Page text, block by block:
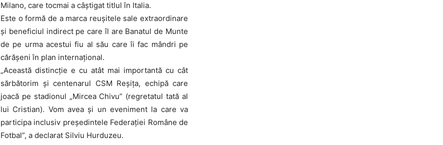
Milano, care tocmai a câștigat titlul în Italia.
Este o formă de a marca reușitele sale extraordinare
și beneficiul indirect pe care îl are Banatul de Munte
de pe urma acestui fiu al său care îi fac mândri pe
cărășeni în plan internațional.
„Această distincție e cu atât mai importantă cu cât
sărbătorim și centenarul CSM Reșița, echipă care
joacă pe stadionul „Mircea Chivu” (regretatul tată al
lui Cristian). Vom avea și un eveniment la care va
participa inclusiv președintele Federației Române de
Fotbal”, a declarat Silviu Hurduzeu.